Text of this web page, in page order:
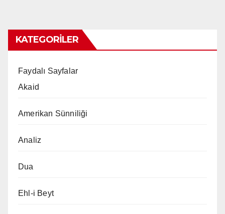
KATEGORILER
Faydalı Sayfalar
Akaid
Amerikan Sünniliği
Analiz
Dua
Ehl-i Beyt